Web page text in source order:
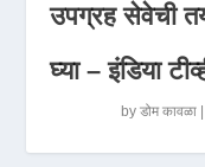
उपग्रह सेवेची
घ्या – इंडिया
byडोम कावळा